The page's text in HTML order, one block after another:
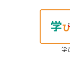
学